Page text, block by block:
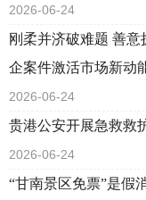
2026-06-24
刚柔并济破难题 善
企案件激活市场新动
2026-06-24
贵港公安开展急救救
2026-06-24
“甘南景区免票”是假消